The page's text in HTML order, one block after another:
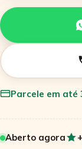
Parcele em até
Aberto agora